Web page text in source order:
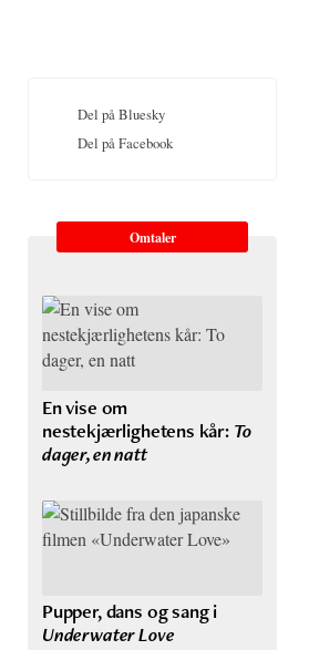
Del på Bluesky
Del på Facebook
Omtaler
En vise om
nestekjærlighetens kår: To
dager, en natt
Pupper, dans og sang i
Underwater Love